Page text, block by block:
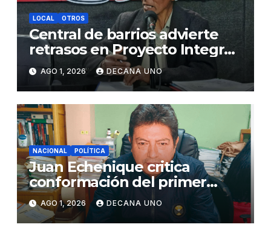
LOCAL OTROS
Central de barrios advierte
retrasos en Proyecto Integral
de Agua y Alcantarillado para
Juliaca
AGO 1, 2026 DECANA UNO
NACIONAL POLÍTICA
Juan Echenique critica
conformación del primer
gabinete ministerial de Keiko
Fujimori
AGO 1, 2026 DECANA UNO